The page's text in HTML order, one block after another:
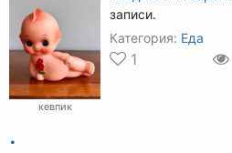
кевпик
записи.
Категория: Еда
1
.